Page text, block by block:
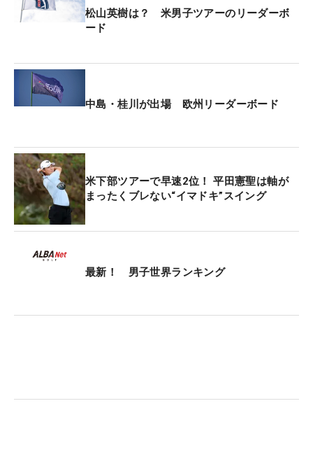
ンジャナ（タイ）が、単独首位の座をキープ。3打
差のトータル6アンダー・2位にマイカ・ローレン・
松山英樹は？ 米男子ツアーのリーダーボ
ード
中島・桂川が出場 欧州リーダーボード
米下部ツアーで早速2位！ 平田憲聖は軸が
まったくブレない“イマドキ”スイング
最新！ 男子世界ランキング